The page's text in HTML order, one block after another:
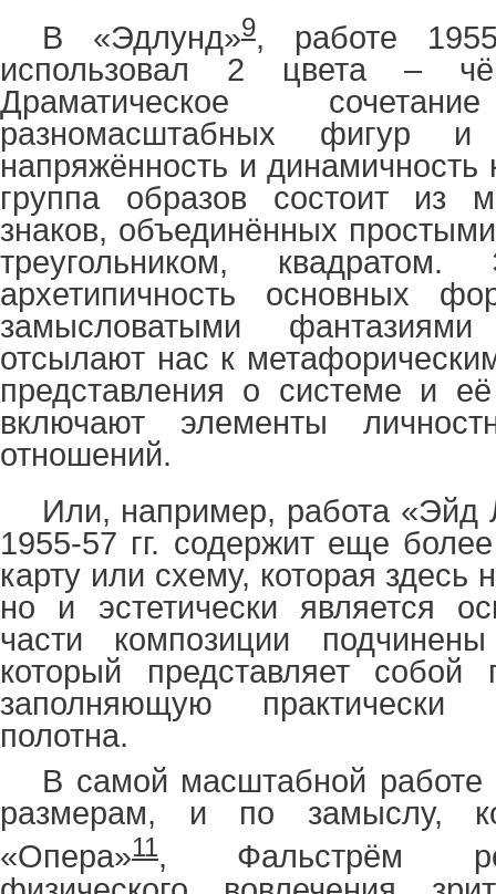
В «Эдлунд»9, работе
использовал 2 цвета –
Драматическое
разномасштабных фигур и
напряжённость и
группа образов состоит из
знаков, объединённых
треугольником,
архетипичность основных
замысловатыми
отсылают нас к
представления о системе и
включают элементы
отношений.
Или, например, работа «Эйд
1955-57 гг. содержит еще
карту или схему, которая здесь
но и эстетически является
части композиции
который представляет собой
заполняющую практически
полотна.
В самой масштабной работе
размерам, и по замыслу,
«Опера»11 , Фальстрём